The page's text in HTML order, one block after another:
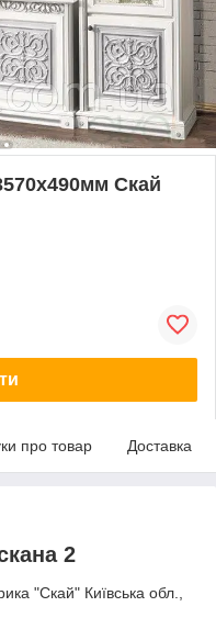
Скай
про товар Доставка
2
"Скай" Київська обл.,